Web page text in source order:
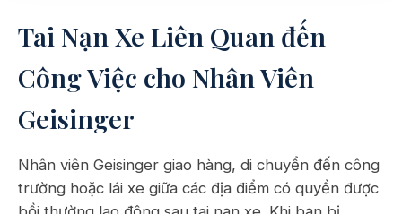
Tai Nạn Xe Liên Quan đến
Công Việc cho Nhân Viên
Geisinger
Nhân viên Geisinger giao hàng, di chuyển đến công
trường hoặc lái xe giữa các địa điểm có quyền được